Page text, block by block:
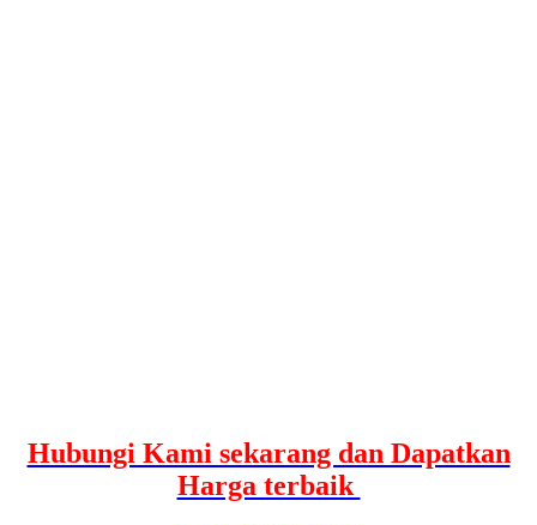
Hubungi Kami sekarang dan Dapatkan
Harga terbaik